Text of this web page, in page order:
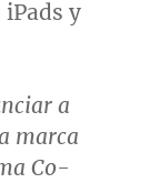
y
a
marca
Co-